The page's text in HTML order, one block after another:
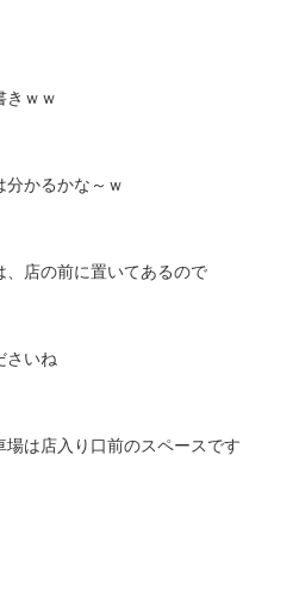
きｗｗ
分かるかな～ｗ
、店の前に置いてあるので
さいね
場は店入り口前のスペースです